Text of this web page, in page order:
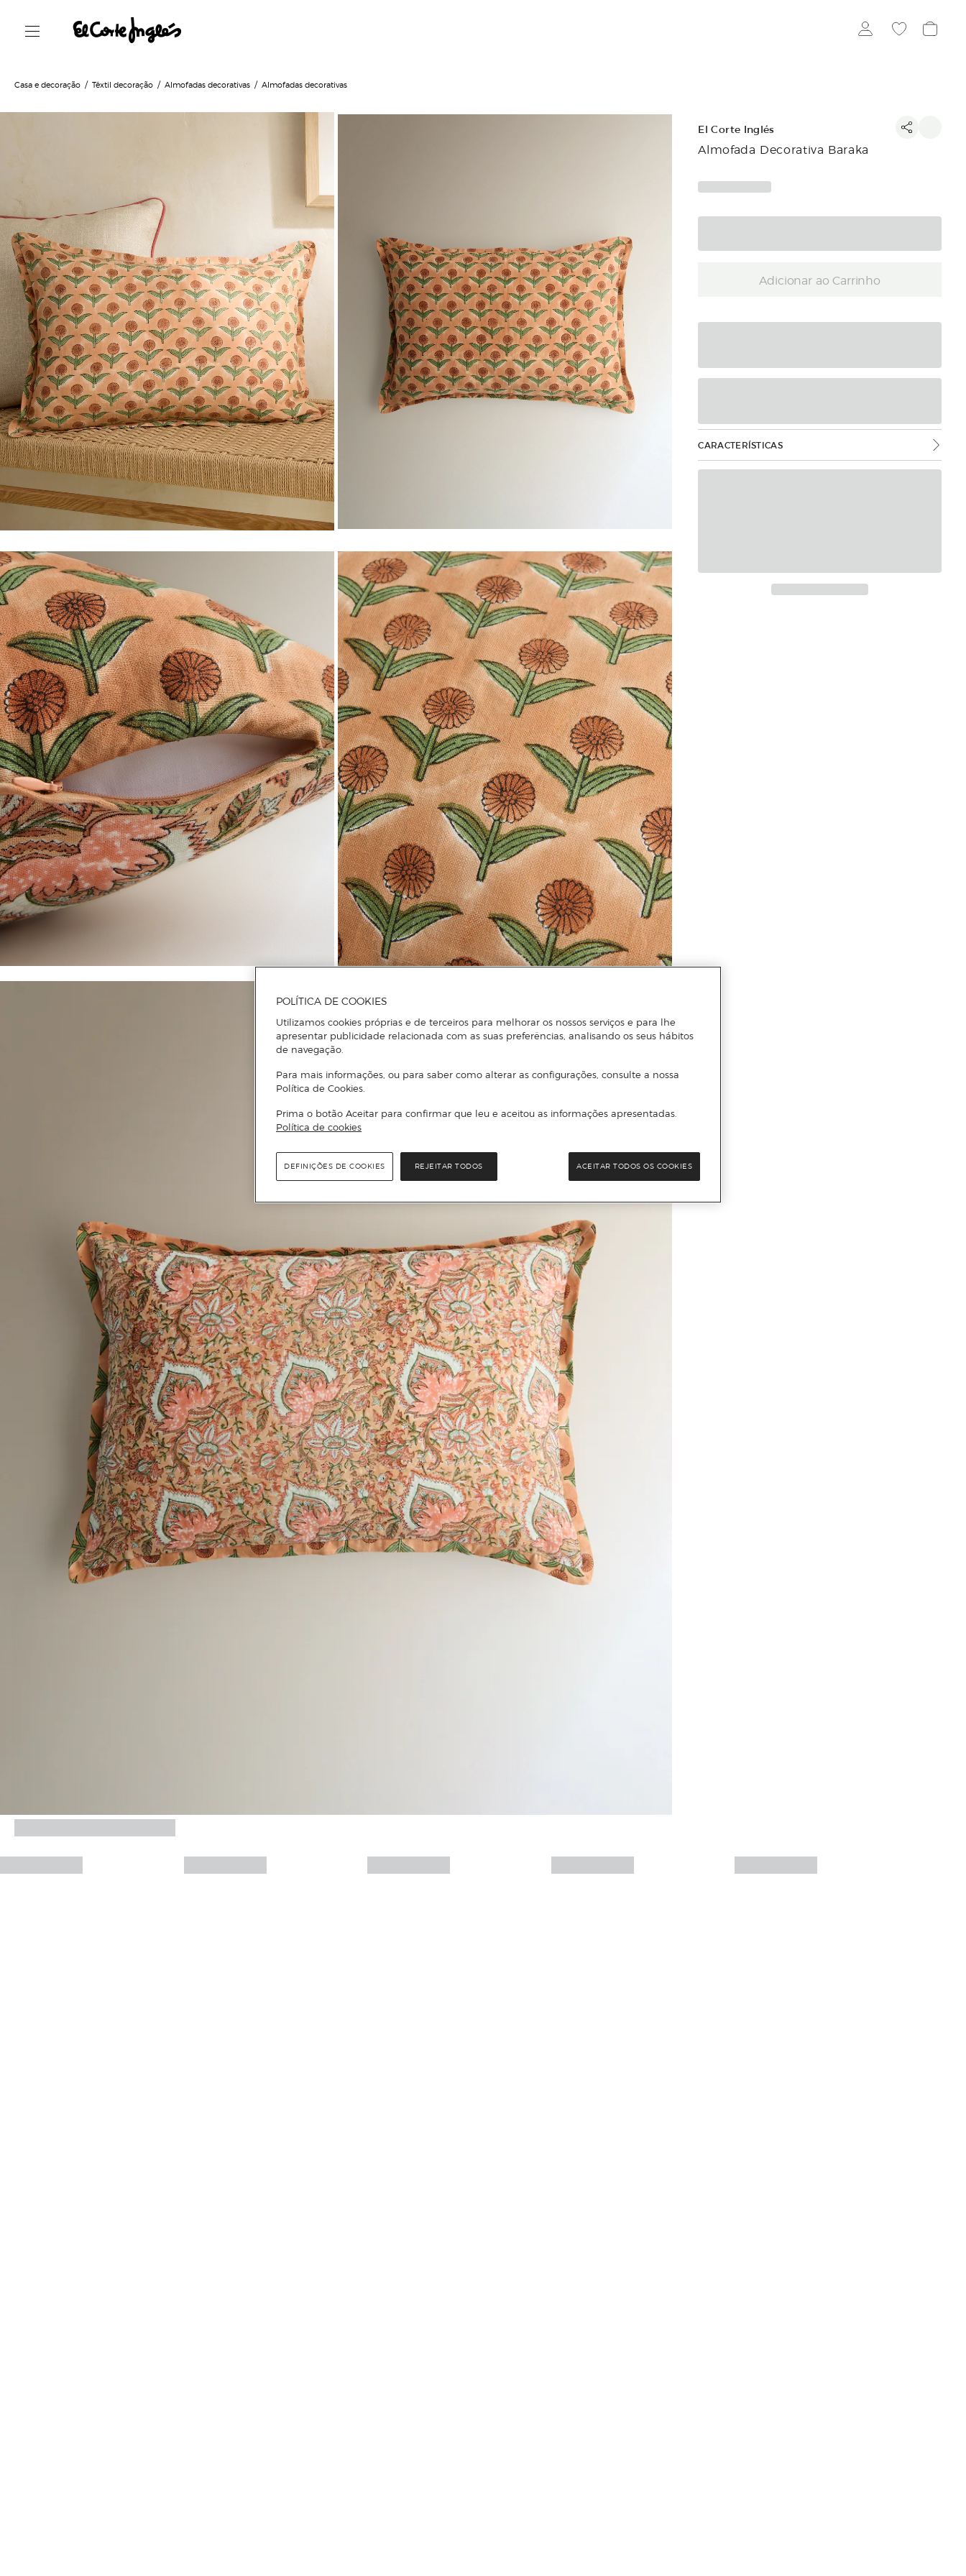
Casa e decoração Têxtil decoração Almofadas decorativas Almofadas decorativas
El Corte Inglés
Almofada Decorativa Baraka
Adicionar ao Carrinho
CARACTERÍSTICAS
POLÍTICA DE COOKIES
Utilizamos cookies próprias e de terceiros para melhorar os nossos serviços e para lhe
apresentar publicidade relacionada com as suas preferências, analisando os seus hábitos
de navegação.
Para mais informações, ou para saber como alterar as configurações, consulte a nossa
Política de Cookies.
Prima o botão Aceitar para confirmar que leu e aceitou as informações apresentadas.
Política de cookies
REJEITAR TODOS ACEITAR TODOS OS COOKIES
DEFINIÇÕES DE COOKIES